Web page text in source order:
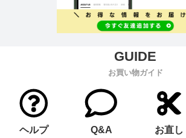
お買い物ガイド
ヘルプ Q&A お直し